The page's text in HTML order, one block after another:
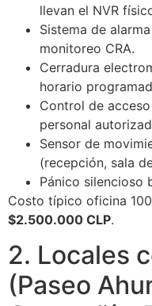
llevan el NVR
Sistema de alarma
monitoreo CRA.
Cerradura
horario
Control de
personal
Sensor de
(recepción, sala
Pánico silencioso
Costo típico oficina
$2.500.000 CLP.
2. Locales
(Paseo